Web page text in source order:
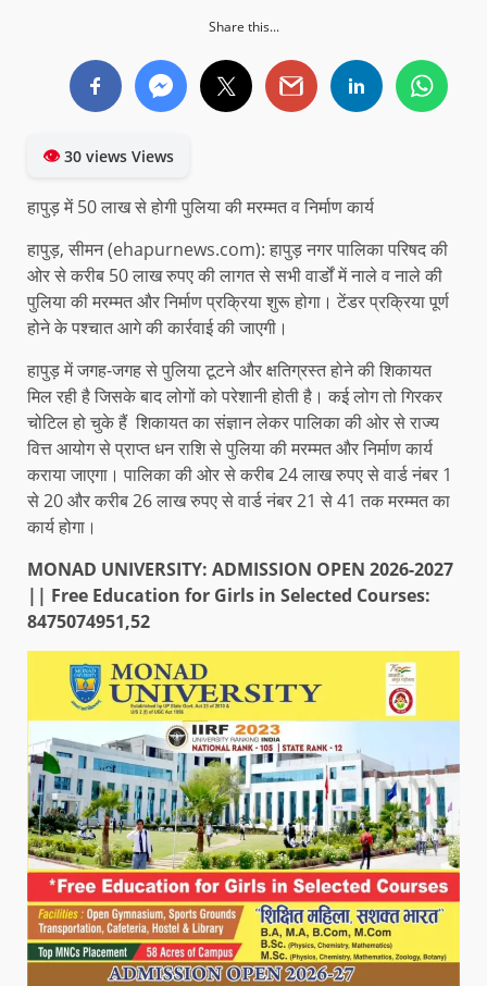
Share this...
👁30 views Views
हापुड़ में 50 लाख से होगी पुलिया की मरम्मत व निर्माण कार्य
हापुड़, सीमन (ehapurnews.com): हापुड़ नगर पालिका परिषद की
ओर से करीब 50 लाख रुपए की लागत से सभी वार्डों में नाले व नाले की
पुलिया की मरम्मत और निर्माण प्रक्रिया शुरू होगा। टेंडर प्रक्रिया पूर्ण
होने के पश्चात आगे की कार्रवाई की जाएगी।
हापुड़ में जगह-जगह से पुलिया टूटने और क्षतिग्रस्त होने की शिकायत
मिल रही है जिसके बाद लोगों को परेशानी होती है। कई लोग तो गिरकर
चोटिल हो चुके हैं शिकायत का संज्ञान लेकर पालिका की ओर से राज्य
वित्त आयोग से प्राप्त धन राशि से पुलिया की मरम्मत और निर्माण कार्य
कराया जाएगा। पालिका की ओर से करीब 24 लाख रुपए से वार्ड नंबर 1
से 20 और करीब 26 लाख रुपए से वार्ड नंबर 21 से 41 तक मरम्मत का
कार्य होगा।
MONAD UNIVERSITY: ADMISSION OPEN 2026-2027
|| Free Education for Girls in Selected Courses:
8475074951,52